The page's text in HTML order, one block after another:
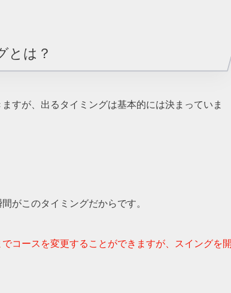
とは？
すが、出るタイミングは基本的には決まっていま
がこのタイミングだからです。
コースを変更することができますが、スイングを